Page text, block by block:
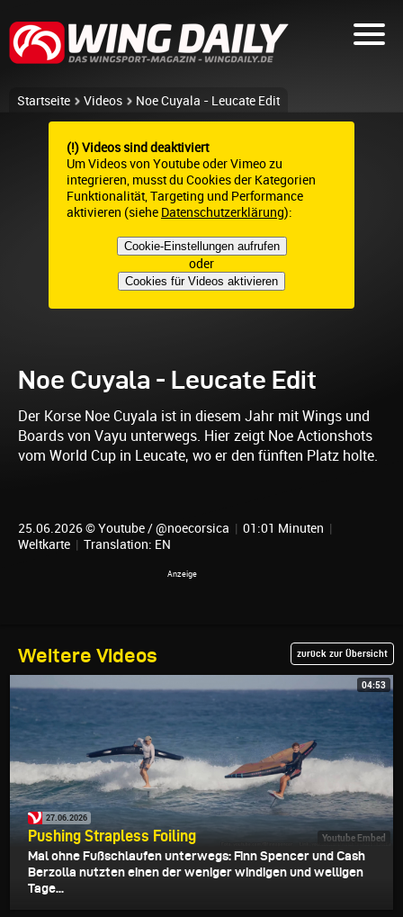
Startseite Videos Noe Cuyala - Leucate Edit
(!) Videos sind deaktiviert
Um Videos von Youtube oder Vimeo zu
integrieren, musst du Cookies der Kategorien
Funktionalität, Targeting und Performance
aktivieren (siehe Datenschutzerklärung):
Cookie-Einstellungen aufrufen
oder
Cookies für Videos aktivieren
Noe Cuyala - Leucate Edit
Der Korse Noe Cuyala ist in diesem Jahr mit Wings und
Boards von Vayu unterwegs. Hier zeigt Noe Actionshots
vom World Cup in Leucate, wo er den fünften Platz holte.
25.06.2026 © Youtube / @noecorsica | 01:01 Minuten |
Weltkarte | Translation: EN
Weitere Videos zurück zur Übersicht
04:53
Youtube Embed
27.06.2026
Pushing Strapless Foiling
Mal ohne Fußschlaufen unterwegs: Finn Spencer und Cash
Berzolla nutzten einen der weniger windigen und welligen
Tage...